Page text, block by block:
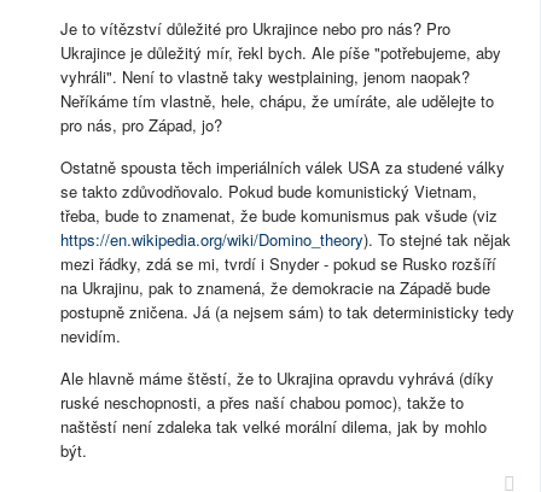
Je to vítězství důležité pro Ukrajince nebo pro nás? Pro
Ukrajince je důležitý mír, řekl bych. Ale píše "potřebujeme, aby
vyhráli". Není to vlastně taky westplaining, jenom naopak?
Neříkáme tím vlastně, hele, chápu, že umíráte, ale udělejte to
pro nás, pro Západ, jo?
Ostatně spousta těch imperiálních válek USA za studené války
se takto zdůvodňovalo. Pokud bude komunistický Vietnam,
třeba, bude to znamenat, že bude komunismus pak všude (viz
https://en.wikipedia.org/wiki/Domino_theory). To stejné tak nějak
mezi řádky, zdá se mi, tvrdí i Snyder - pokud se Rusko rozšíří
na Ukrajinu, pak to znamená, že demokracie na Západě bude
postupně zničena. Já (a nejsem sám) to tak deterministicky tedy
nevidím.
Ale hlavně máme štěstí, že to Ukrajina opravdu vyhrává (díky
ruské neschopnosti, a přes naší chabou pomoc), takže to
naštěstí není zdaleka tak velké morální dilema, jak by mohlo
být.